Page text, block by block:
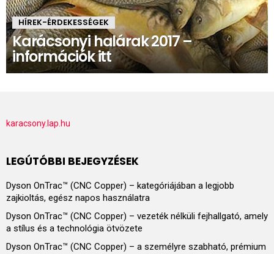
HÍREK-ÉRDEKESSÉGEK
Karácsonyi halárak 2017 –
információk itt
karacsony.lap.hu
LEGÚTÓBBI BEJEGYZÉSEK
Dyson OnTrac™ (CNC Copper) – kategóriájában a legjobb
zajkioltás, egész napos használatra
Dyson OnTrac™ (CNC Copper) – vezeték nélküli fejhallgató, amely
a stílus és a technológia ötvözete
Dyson OnTrac™ (CNC Copper) – a személyre szabható, prémium